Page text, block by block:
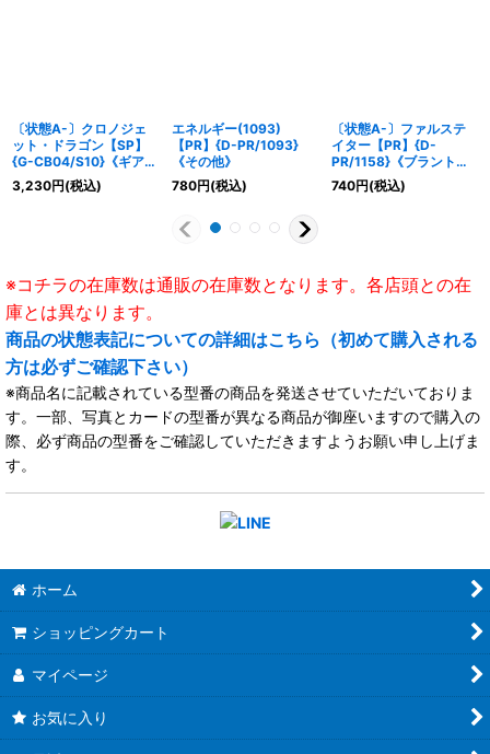
〔状態A-〕クロノジェ
ット・ドラゴン【SP】
{G-CB04/S10}《ギアク
ロニクル》
3,230円(税込)
エネルギー(1093)
【PR】{D-PR/1093}
《その他》
780円(税込)
〔状態A-〕ファルステ
イター【PR】{D-
PR/1158}《ブラントゲ
ート》
740円(税込)
※コチラの在庫数は通販の在庫数となります。各店頭との在
庫とは異なります。
商品の状態表記についての詳細はこちら（初めて購入される
方は必ずご確認下さい）
※商品名に記載されている型番の商品を発送させていただいておりま
す。一部、写真とカードの型番が異なる商品が御座いますので購入の
際、必ず商品の型番をご確認していただきますようお願い申し上げま
す。
ホーム
ショッピングカート
マイページ
お気に入り